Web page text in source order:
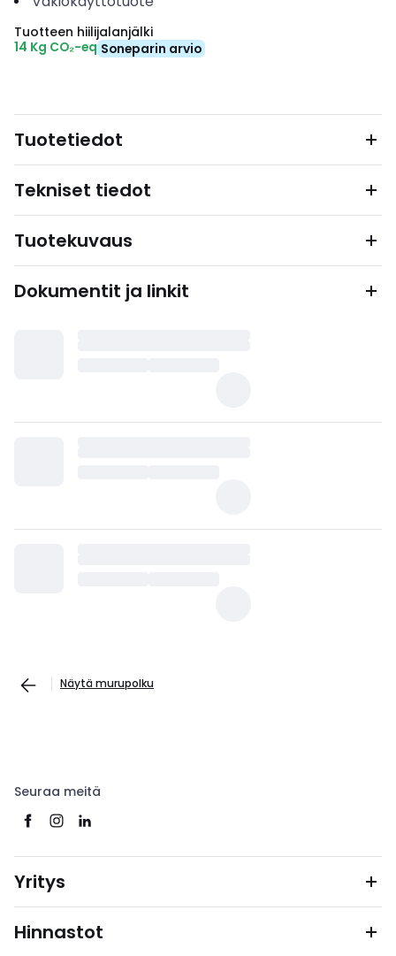
Tuotteen hiilijalanjälki
14 Kg CO₂-eq Soneparin arvio
Tuotetiedot
Tekniset tiedot
Tuotekuvaus
Dokumentit ja linkit
Näytä murupolku
Seuraa meitä
Yritys
Hinnastot